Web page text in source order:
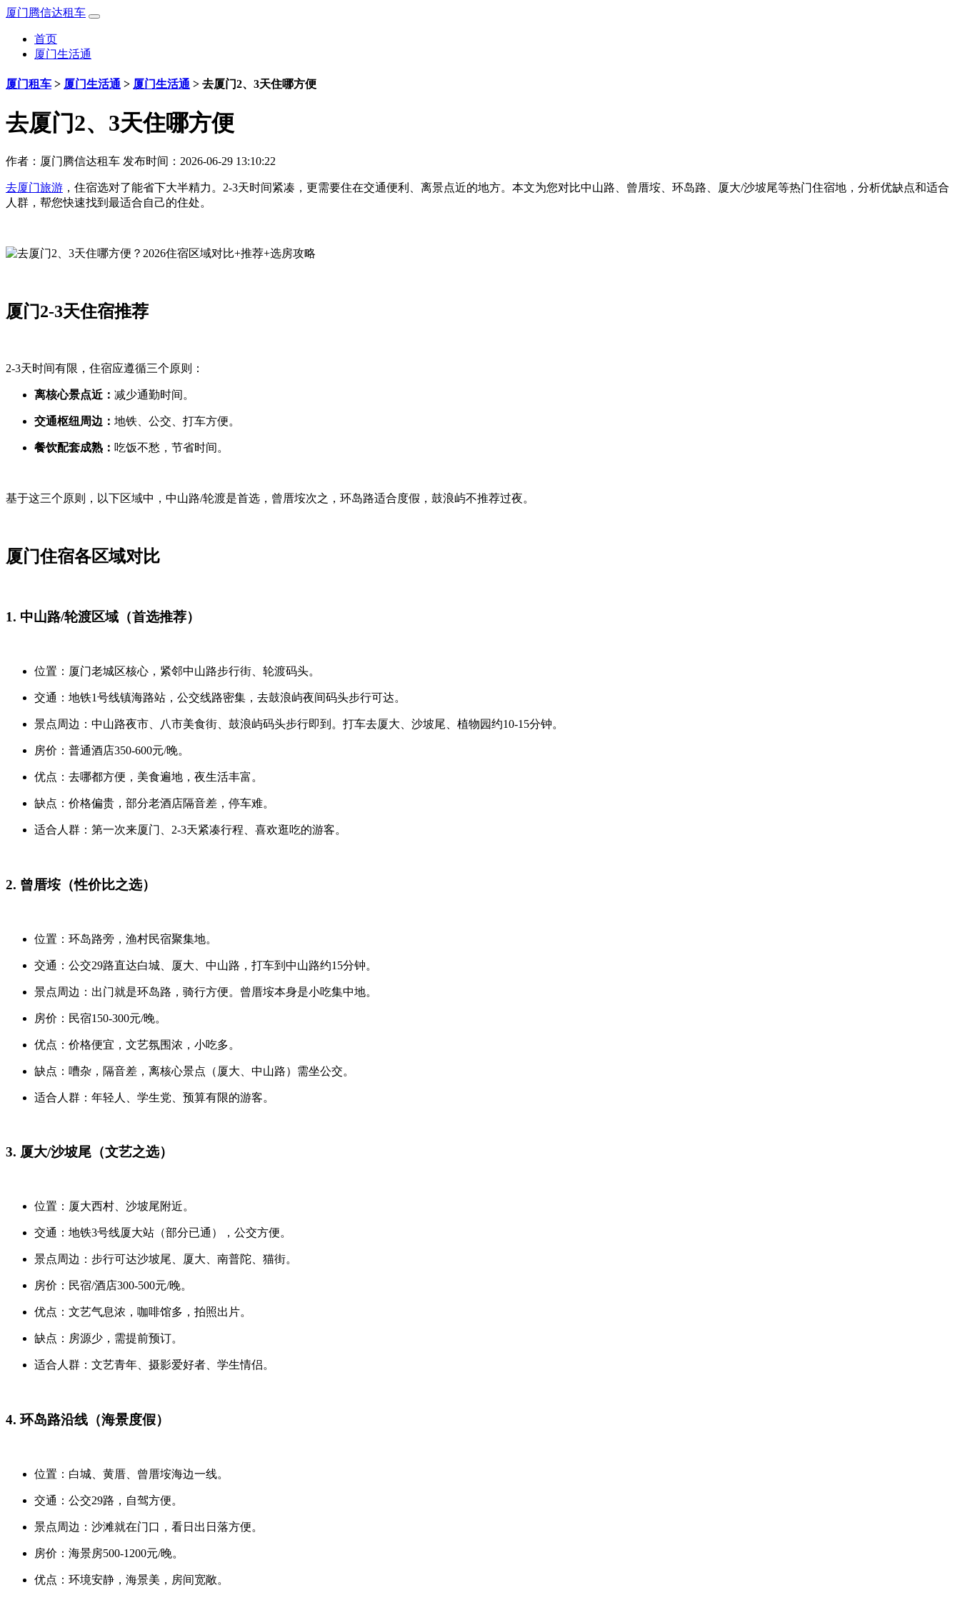
厦门腾信达租车
首页
厦门生活通
厦门租车 > 厦门生活通 > 厦门生活通 > 去厦门2、3天住哪方便
去厦门2、3天住哪方便
作者： 厦门腾信达租车 发布时间：2026-06-29 13:10:22
去厦门旅游 ，住宿选对了能省下大半精力。2-3天时间紧凑，更需要住在交通便利、离景点近的地方。本文为您对比中山路、曾厝垵、环岛路、厦大/沙坡尾等热门住宿地，分析优缺点和适合
人群，帮您快速找到最适合自己的住处。
厦门2-3天住宿推荐
2-3天时间有限，住宿应遵循三个原则：
离核心景点近： 减少通勤时间。
交通枢纽周边： 地铁、公交、打车方便。
餐饮配套成熟： 吃饭不愁，节省时间。
基于这三个原则，以下区域中，中山路/轮渡是首选，曾厝垵次之，环岛路适合度假，鼓浪屿不推荐过夜。
厦门住宿各区域对比
1. 中山路/轮渡区域（首选推荐）
位置：厦门老城区核心，紧邻中山路步行街、轮渡码头。
交通：地铁1号线镇海路站，公交线路密集，去鼓浪屿夜间码头步行可达。
景点周边：中山路夜市、八市美食街、鼓浪屿码头步行即到。打车去厦大、沙坡尾、植物园约10-15分钟。
房价：普通酒店350-600元/晚。
优点：去哪都方便，美食遍地，夜生活丰富。
缺点：价格偏贵，部分老酒店隔音差，停车难。
适合人群：第一次来厦门、2-3天紧凑行程、喜欢逛吃的游客。
2. 曾厝垵（性价比之选）
位置：环岛路旁，渔村民宿聚集地。
交通：公交29路直达白城、厦大、中山路，打车到中山路约15分钟。
景点周边：出门就是环岛路，骑行方便。曾厝垵本身是小吃集中地。
房价：民宿150-300元/晚。
优点：价格便宜，文艺氛围浓，小吃多。
缺点：嘈杂，隔音差，离核心景点（厦大、中山路）需坐公交。
适合人群：年轻人、学生党、预算有限的游客。
3. 厦大/沙坡尾（文艺之选）
位置：厦大西村、沙坡尾附近。
交通：地铁3号线厦大站（部分已通），公交方便。
景点周边：步行可达沙坡尾、厦大、南普陀、猫街。
房价：民宿/酒店300-500元/晚。
优点：文艺气息浓，咖啡馆多，拍照出片。
缺点：房源少，需提前预订。
适合人群：文艺青年、摄影爱好者、学生情侣。
4. 环岛路沿线（海景度假）
位置：白城、黄厝、曾厝垵海边一线。
交通：公交29路，自驾方便。
景点周边：沙滩就在门口，看日出日落方便。
房价：海景房500-1200元/晚。
优点：环境安静，海景美，房间宽敞。